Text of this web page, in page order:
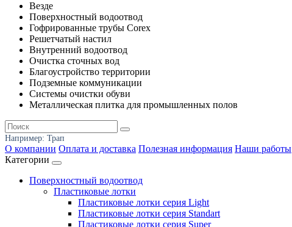
Везде
Поверхностный водоотвод
Гофрированные трубы Corex
Решетчатый настил
Внутренний водоотвод
Очистка сточных вод
Благоустройство территории
Подземные коммуникации
Системы очистки обуви
Металлическая плитка для промышленных полов
Например: Трап
О компании Оплата и доставка Полезная информация Наши работы
Категории
Поверхностный водоотвод
Пластиковые лотки
Пластиковые лотки серия Light
Пластиковые лотки серия Standart
Пластиковые лотки серия Super